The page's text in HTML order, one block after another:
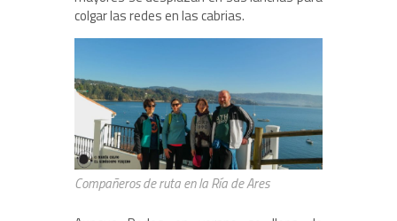
colgar las redes en las cabrias.
Compañeros de ruta en la Ría de Ares